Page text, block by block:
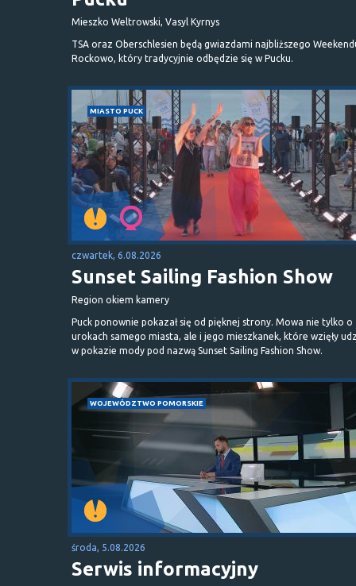
Mieszko Weltrowski, Vasyl Kyrnys
TSA oraz Oberschlesien będą gwiazdami najbliższego
Rockowo, który tradycyjnie odbędzie się w Pucku.
MIASTO PUCK
czwartek, 6.08.2026
Sunset Sailing Fashion Show
Region okiem kamery
Puck ponownie pokazał się od pięknej strony. Mowa nie tylko o
urokach samego miasta, ale i jego mieszkanek, które wzięły
w pokazie mody pod nazwą Sunset Sailing Fashion Show.
WOJEWÓDZTWO POMORSKIE
środa, 5.08.2026
Serwis informacyjny